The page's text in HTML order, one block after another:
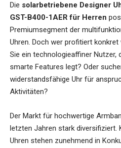
Die solarbetriebene Designer
GST-B400-1AER für Herren
Premiumsegment der
Uhren. Doch wer profitiert
Sie ein technologieaffiner Nutzer,
smarte Features legt? Oder
widerstandsfähige Uhr für
Aktivitäten?
Der Markt für hochwertige
letzten Jahren stark diversifiziert.
Uhren stehen zunehmend in